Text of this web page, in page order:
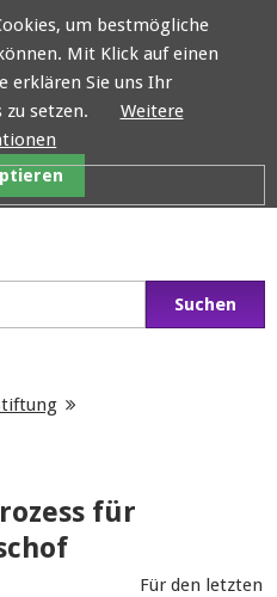
für
Für den letzten
um bestmögliche
Mit Klick auf einen
erklären Sie uns Ihr
zu setzen.
Weitere